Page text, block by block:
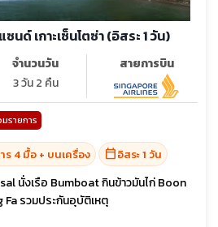
นด์ เกาะเซ็นโตซ่า (อิสระ 1 วัน)
จำนวนวัน
3 วัน 2 คืน
สายการบิน
มรายการ
ร 4 มื้อ + บนเครื่อง calendar_todayอิสระ 1 วัน
นั่งเรือ Bumboat กินข้าวมันไก่ Boon
Fa รวมประกันอุบัติเหตุ